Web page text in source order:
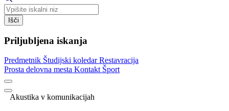
Išči
Priljubljena iskanja
Predmetnik Študijski koledarRestavracija
Prosta delovna mesta Kontakt Šport
Akustika v komunikacijah